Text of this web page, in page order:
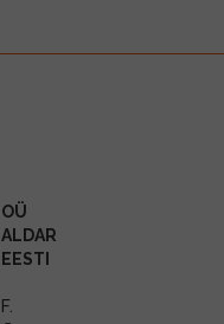
OÜ
ALDAR
EESTI
F.